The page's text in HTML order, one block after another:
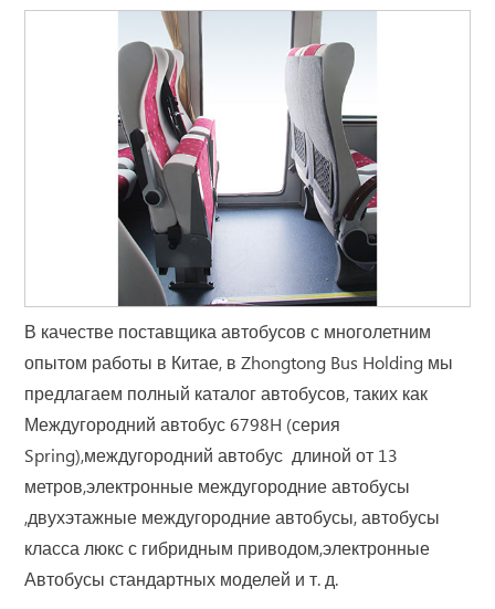
В качестве поставщика автобусов с многолетним
опытом работы в Китае, в Zhongtong Bus Holding мы
предлагаем полный каталог автобусов, таких как
Междугородний автобус 6798H (серия
Spring),междугородний автобус длиной от 13
метров,электронные междугородние автобусы
,двухэтажные междугородние автобусы, автобусы
класса люкс с гибридным приводом,электронные
Автобусы стандартных моделей и т. д.